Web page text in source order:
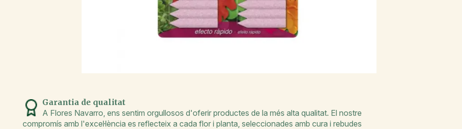
Garantia de qualitat
A Flores Navarro, ens sentim orgullosos d'oferir productes de la més alta qualitat. El nostre
compromís amb l'excel·lència es reflecteix a cada flor i planta, seleccionades amb cura i rebudes